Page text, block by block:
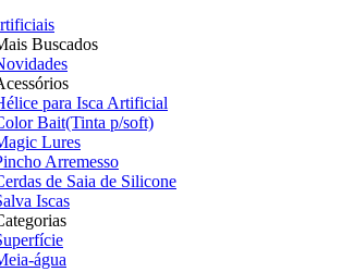
Buscados
para Isca Artificial
Bait(Tinta p/soft)
Lures
Arremesso
de Saia de Silicone
Iscas
água